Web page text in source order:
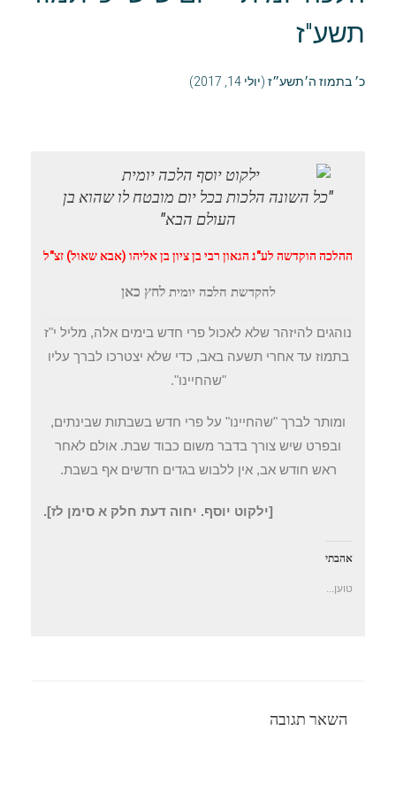
תשע"ז
כ׳ בתמוז ה׳תשע״ז (יולי 14, 2017)
"כל השונה הלכות בכל יום מובטח לו שהוא בן
העולם הבא"
ההלכה הוקדשה לע"נ הגאון רבי בן ציון בן אליהו (אבא שאול) זצ"ל
להקדשת הלכה יומיתלחץ כאן
נוהגים להיזהר שלא לאכול פרי חדש בימים אלה, מליל י"ז
בתמוז עד אחרי תשעה באב, כדי שלא יצטרכו לברך עליו
"שהחיינו".
ומותר לברך "שהחיינו" על פרי חדש בשבתות שבינתים,
ובפרט שיש צורך בדבר משום כבוד שבת. אולם לאחר
ראש חודש אב, אין ללבוש בגדים חדשים אף בשבת.
[ילקוט יוסף. יחוה דעת חלק א סימן לז].
אהבתי
טוען...
השאר תגובה